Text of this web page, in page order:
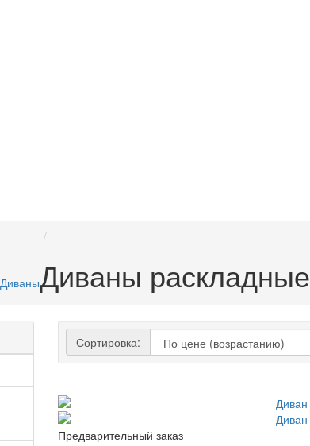
ДиваныДиваны раскладные
Сортировка:
Предварительный заказ